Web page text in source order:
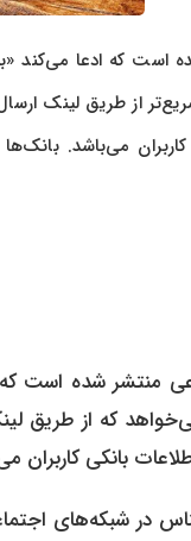
است که ادعا می‌کند
از طریق لینک
می‌باشد.
منتشر شده است
که از طریق
بانکی کاربران
در شبکه‌های